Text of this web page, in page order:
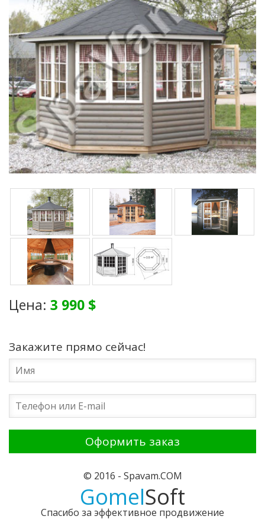
Цена: 3 990 $
Закажите прямо сейчас!
© 2016 - Spavam.COM
GomelSoft
Спасибо за эффективное продвижение